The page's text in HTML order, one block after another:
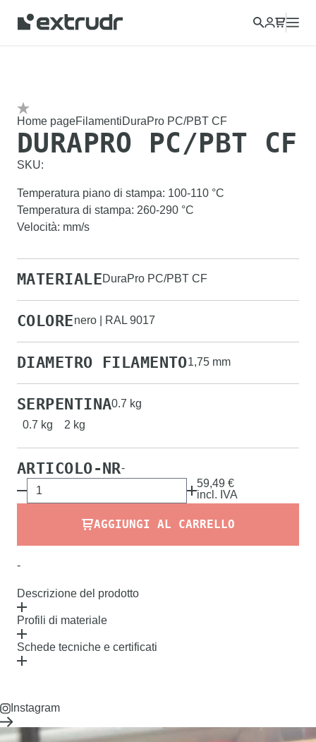
Home pageFilamentiDuraPro PC/PBT CF
DURAPRO PC/PBT CF
SKU:
Temperatura piano di stampa: 100-110 °C
Temperatura di stampa: 260-290 °C
Velocità: mm/s
MATERIALEDuraPro PC/PBT CF
COLOREnero | RAL 9017
DIAMETRO FILAMENTO1,75 mm
SERPENTINA0.7 kg
0.7 kg
2 kg
ARTICOLO-NR-
59,49 €
incl. IVA
AGGIUNGI AL CARRELLO
-
Descrizione del prodotto
Profili di materiale
Schede tecniche e certificati
Instagram